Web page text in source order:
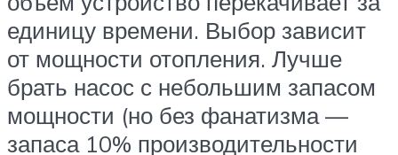
единицу времени. Выбор зависит
от мощности отопления. Лучше
брать насос с небольшим запасом
мощности (но без фанатизма —
запаса 10% производительности